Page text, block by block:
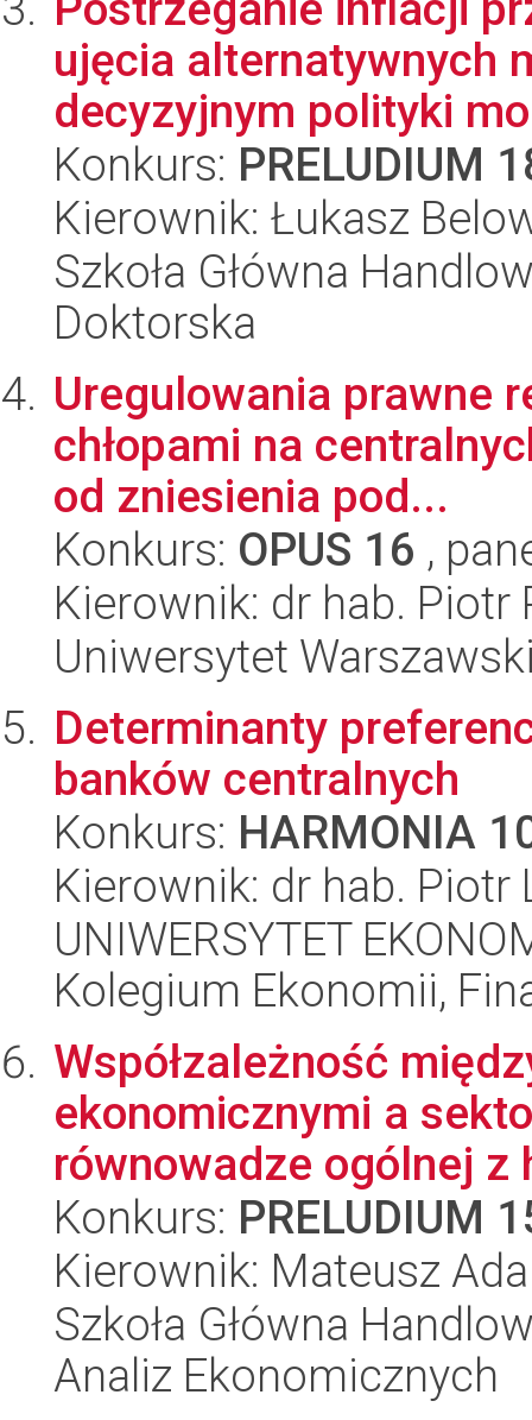
ujęcia alternatywnych
decyzyjnym polityki
Konkurs: PRELUDIUM
Kierownik: Łukasz
Szkoła Główna
Doktorska
Uregulowania prawne
chłopami na
od zniesienia pod...
Konkurs: OPUS 16 ,
Kierownik: dr hab.
Uniwersytet
Determinanty
banków centralnych
Konkurs: HARMONIA
Kierownik: dr hab. Piotr
UNIWERSYTET
Kolegium Ekonomii,
Współzależność
ekonomicznymi a
równowadze ogólnej
Konkurs: PRELUDIUM
Kierownik: Mateusz
Szkoła Główna
Analiz Ekonomicznych